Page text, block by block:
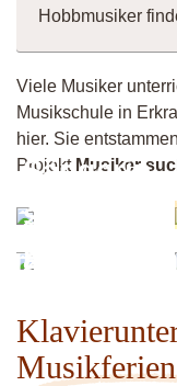
Hobbmusiker
Viele Musiker
Musikschule in
hier. Sie
Projekt Musiker
Sängerin
sucht
Band
Musikferien